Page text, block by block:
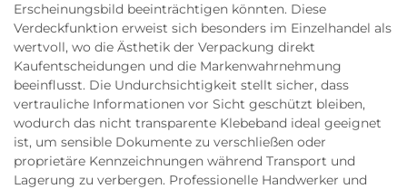
Erscheinungsbild beeinträchtigen könnten. Diese
Verdeckfunktion erweist sich besonders im Einzelhandel als
wertvoll, wo die Ästhetik der Verpackung direkt
Kaufentscheidungen und die Markenwahrnehmung
beeinflusst. Die Undurchsichtigkeit stellt sicher, dass
vertrauliche Informationen vor Sicht geschützt bleiben,
wodurch das nicht transparente Klebeband ideal geeignet
ist, um sensible Dokumente zu verschließen oder
proprietäre Kennzeichnungen während Transport und
Lagerung zu verbergen. Professionelle Handwerker und